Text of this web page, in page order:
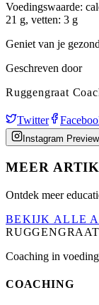
Voedingswaarde:
21 g, vetten: 3 g
Geniet van je
Geschreven door
Ruggengraat
Twitter
Instagram Preview
MEER
Ontdek meer
BEKIJK ALLE
RUGGENGRAAT
Coaching in
COACHING